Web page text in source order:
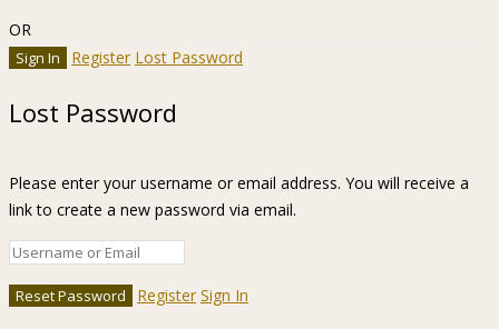
OR
Register Lost Password
Lost Password
Please enter your username or email address. You will receive a
link to create a new password via email.
Register Sign In